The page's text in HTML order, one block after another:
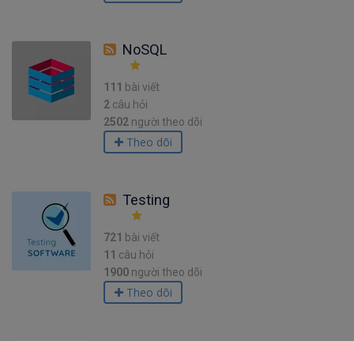
NoSQL
111 bài viết
2 câu hỏi
2502 người theo dõi
Theo dõi
Testing
721 bài viết
11 câu hỏi
1900 người theo dõi
Theo dõi